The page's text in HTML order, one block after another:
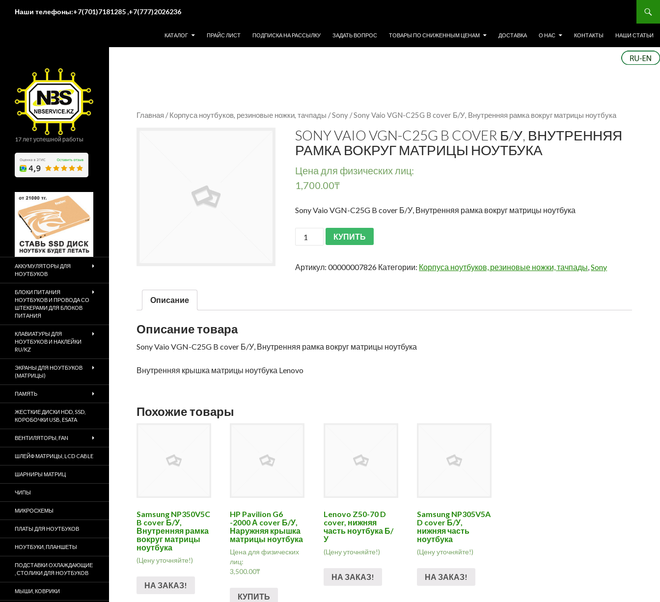
Наши телефоны:+7(701)7181285 ,+7(777)2026236
КАТАЛОГ
ПРАЙС ЛИСТ ПОДПИСКА НА РАССЫЛКУ ЗАДАТЬ ВОПРОС ТОВАРЫ ПО СНИЖЕННЫМ ЦЕНАМ ДОСТАВКА О НАС КОНТАКТЫ НАШИ СТАТЬИ
Главная /Корпуса ноутбуков, резиновые ножки, тачпады /Sony / Sony Vaio VGN-C25G B cover Б/У, Внутренняя рамка вокруг матрицы ноутбука
SONY VAIO VGN-C25G B COVER Б/У, ВНУТРЕННЯЯ
РАМКА ВОКРУГ МАТРИЦЫ НОУТБУКА
Цена для физических лиц:
1,700.00₸
Sony Vaio VGN-C25G B cover Б/У, Внутренняя рамка вокруг матрицы ноутбука
КУПИТЬ
Артикул:00000007826 Категории: Корпуса ноутбуков, резиновые ножки, тачпады ,Sony
Описание
Описание товара
Sony Vaio VGN-C25G B cover Б/У, Внутренняя рамка вокруг матрицы ноутбука
Внутренняя крышка матрицы ноутбука Lenovo
Похожие товары
Samsung NP350V5C
B cover Б/У,
Внутренняя рамка
вокруг матрицы
ноутбука
(Цену уточняйте!)
НА ЗАКАЗ!
HP Pavilion G6
-2000 А cover Б/У,
Наружняя крышка
матрицы ноутбука
Цена для физических
лиц:
3,500.00₸
КУПИТЬ
Lenovo Z50-70 D
cover, нижняя
часть ноутбука Б/
У
(Цену уточняйте!)
НА ЗАКАЗ!
Samsung NP305V5A
D cover Б/У,
нижняя часть
ноутбука
(Цену уточняйте!)
НА ЗАКАЗ!
17 лет успешной работы
АККУМУЛЯТОРЫ ДЛЯ
НОУТБУКОВ
БЛОКИ ПИТАНИЯ
НОУТБУКОВ И ПРОВОДА СО
ШТЕКЕРАМИ ДЛЯ БЛОКОВ
ПИТАНИЯ
КЛАВИАТУРЫ ДЛЯ
НОУТБУКОВ И НАКЛЕЙКИ
RU/KZ
ЭКРАНЫ ДЛЯ НОУТБУКОВ
(МАТРИЦЫ)
ПАМЯТЬ
ЖЕСТКИЕ ДИСКИ HDD, SSD,
КОРОБОЧКИ USB, ESATA
ВЕНТИЛЯТОРЫ, FAN
ШЛЕЙФ МАТРИЦЫ, LCD CABLE
ШАРНИРЫ МАТРИЦ
ЧИПЫ
МИКРОСХЕМЫ
ПЛАТЫ ДЛЯ НОУТБУКОВ
НОУТБУКИ, ПЛАНШЕТЫ
ПОДСТАВКИ ОХЛАЖДАЮЩИЕ
, СТОЛИКИ ДЛЯ НОУТБУКОВ
МЫШИ, КОВРИКИ